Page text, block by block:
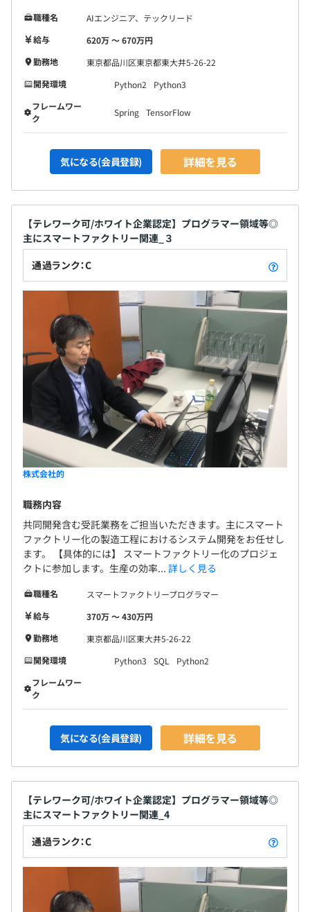
職種名
AIエンジニア、テックリード
給与
620万 〜 670万円
勤務地
東京都品川区東京都東大井5-26-22
開発環境
Python2
Python3
フレームワー
ク
Spring TensorFlow
気になる(会員登録) 詳細を見る
【テレワーク可/ホワイト企業認定】プログラマー領域等◎
主にスマートファクトリー関連_３
通過ランク：C
株式会社的
職務内容
共同開発含む受託業務をご担当いただきます。主にスマート
ファクトリー化の製造工程におけるシステム開発をお任せし
ます。 【具体的には】 スマートファクトリー化のプロジェ
クトに参加します。生産の効率... 詳しく見る
職種名
スマートファクトリープログラマー
給与
370万 〜 430万円
勤務地
東京都品川区東大井5-26-22
開発環境
Python3 SQL
Python2
フレームワー
ク
気になる(会員登録) 詳細を見る
【テレワーク可/ホワイト企業認定】プログラマー領域等◎
主にスマートファクトリー関連_4
通過ランク：C